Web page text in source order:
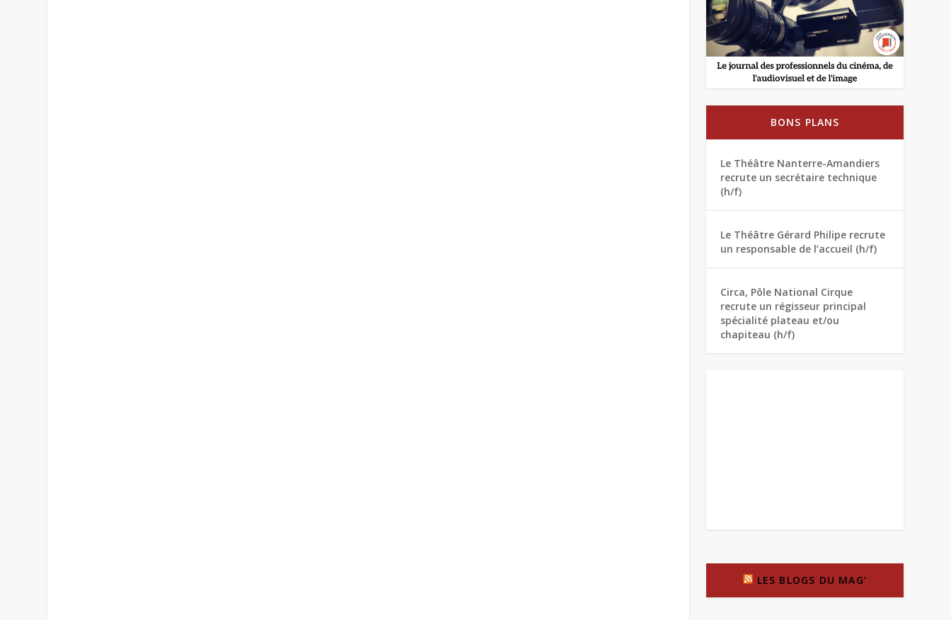
BONS PLANS
Le Théâtre Nanterre-Amandiers
recrute un secrétaire technique
(h/f)
Le Théâtre Gérard Philipe recrute
un responsable de l’accueil (h/f)
Circa, Pôle National Cirque
recrute un régisseur principal
spécialité plateau et/ou
chapiteau (h/f)
LES BLOGS DU MAG’